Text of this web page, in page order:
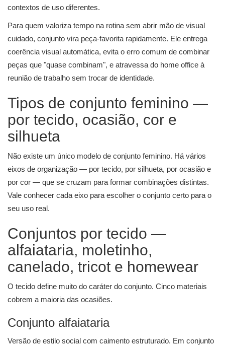
contextos de uso diferentes.
Para quem valoriza tempo na rotina sem abrir mão de visual
cuidado, conjunto vira peça-favorita rapidamente. Ele entrega
coerência visual automática, evita o erro comum de combinar
peças que "quase combinam", e atravessa do home office à
reunião de trabalho sem trocar de identidade.
Tipos de conjunto feminino —
por tecido, ocasião, cor e
silhueta
Não existe um único modelo de conjunto feminino. Há vários
eixos de organização — por tecido, por silhueta, por ocasião e
por cor — que se cruzam para formar combinações distintas.
Vale conhecer cada eixo para escolher o conjunto certo para o
seu uso real.
Conjuntos por tecido —
alfaiataria, moletinho,
canelado, tricot e homewear
O tecido define muito do caráter do conjunto. Cinco materiais
cobrem a maioria das ocasiões.
Conjunto alfaiataria
Versão de estilo social com caimento estruturado. Em conjunto